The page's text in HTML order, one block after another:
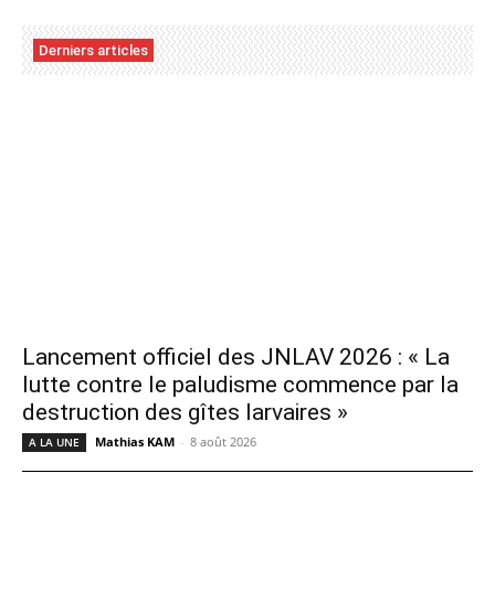
Derniers articles
Lancement officiel des JNLAV 2026 : « La
lutte contre le paludisme commence par la
destruction des gîtes larvaires »
A LA UNE Mathias KAM - 8 août 2026